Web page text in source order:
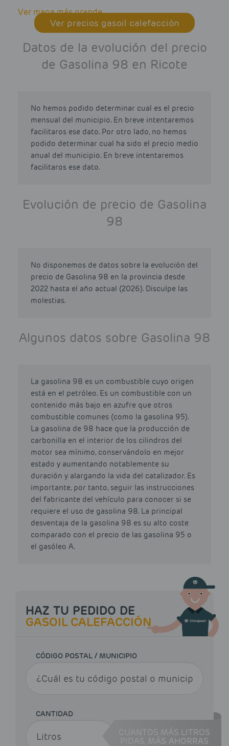
Ver mapa más grande
Ver precios gasoil calefacción
Datos de la evolución del precio
de Gasolina 98 en Ricote
No hemos podido determinar cual es el precio
mensual del municipio. En breve intentaremos
facilitaros ese dato. Por otro lado, no hemos
podido determinar cual ha sido el precio medio
anual del municipio. En breve intentaremos
facilitaros ese dato.
Evolución de precio de Gasolina
98
No disponemos de datos sobre la evolución del
precio de Gasolina 98 en la provincia desde
2022 hasta el año actual (2026). Disculpe las
molestias.
Algunos datos sobre Gasolina 98
La gasolina 98 es un combustible cuyo origen
está en el petróleo. Es un combustible con un
contenido más bajo en azufre que otros
combustible comunes (como la gasolina 95).
La gasolina de 98 hace que la producción de
carbonilla en el interior de los cilindros del
motor sea mínimo, conservándolo en mejor
estado y aumentando notablemente su
duración y alargando la vida del catalizador. Es
importante, por tanto, seguir las instrucciones
del fabricante del vehículo para conocer si se
requiere el uso de gasolina 98. La principal
desventaja de la gasolina 98 es su alto coste
comparado con el precio de las gasolina 95 o
el gasóleo A.
HAZ TU PEDIDO DE
GASOIL CALEFACCIÓN
CÓDIGO POSTAL / MUNICIPIO
CANTIDAD
CUANTOS MÁS LITROS
MÁS AHORRAS